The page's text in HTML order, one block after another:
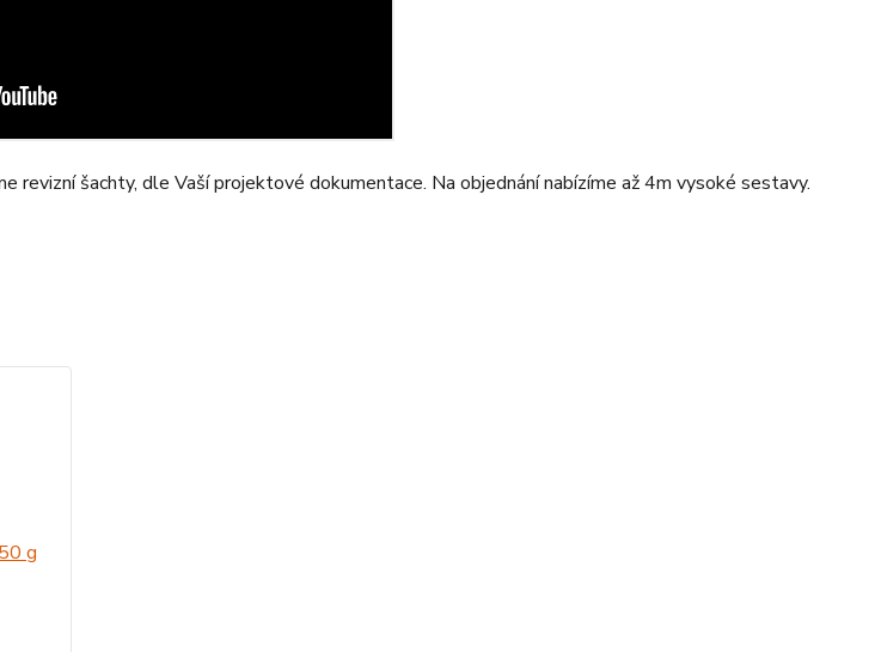
revizní šachty, dle Vaší projektové dokumentace. Na objednání nabízíme až 4m vysoké sestavy.